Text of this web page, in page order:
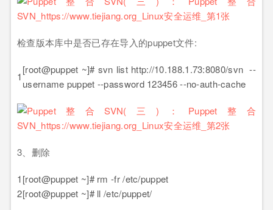
检查版本库中是否已存在导入的puppet文件:
1
[root@puppet ~]# svn list http://10.188.1.73:8080/svn --
username puppet --password 123456 --no-auth-cache
3、删除
1
2
[root@puppet ~]# rm -fr /etc/puppet
[root@puppet ~]# ll /etc/puppet/